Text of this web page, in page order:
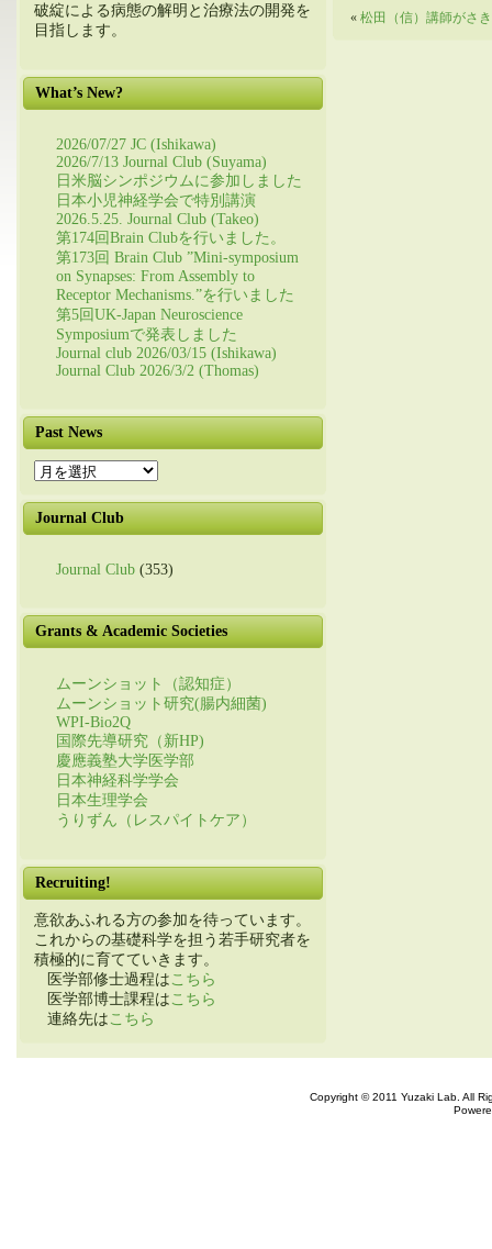
破綻による病態の解明と治療法の開発を
目指します。
What’s New?
2026/07/27 JC (Ishikawa)
2026/7/13 Journal Club (Suyama)
日米脳シンポジウムに参加しました
日本小児神経学会で特別講演
2026.5.25. Journal Club (Takeo)
第174回Brain Clubを行いました。
第173回 Brain Club ”Mini-symposium
on Synapses: From Assembly to
Receptor Mechanisms.”を行いました
第5回UK-Japan Neuroscience
Symposiumで発表しました
Journal club 2026/03/15 (Ishikawa)
Journal Club 2026/3/2 (Thomas)
Past News
Past
News
Journal Club
Journal Club (353)
Grants & Academic Societies
ムーンショット（認知症）
ムーンショット研究(腸内細菌)
WPI-Bio2Q
国際先導研究（新HP)
慶應義塾大学医学部
日本神経科学学会
日本生理学会
うりずん（レスパイトケア）
Recruiting!
意欲あふれる方の参加を待っています。
これからの基礎科学を担う若手研究者を
積極的に育てていきます。
医学部修士過程は こちら
医学部博士課程は こちら
連絡先は こちら
« 松田（信）講師がさ
Copyright © 2011 Yuzaki Lab. All